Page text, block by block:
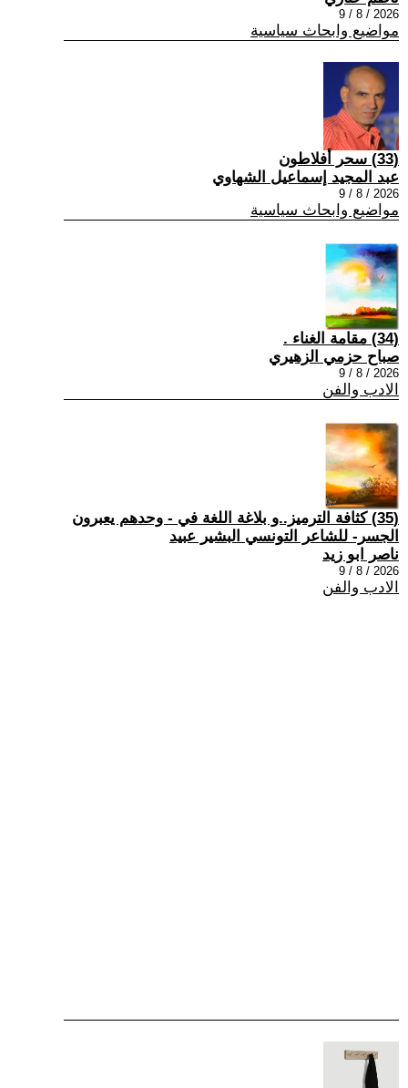
2026 / 8 / 9
مواضيع وابحاث سياسية
(33) سحر أفلاطون
عبد المجيد إسماعيل الشهاوي
2026 / 8 / 9
مواضيع وابحاث سياسية
(34) مقامة الغناء .
صباح حزمي الزهيري
2026 / 8 / 9
الادب والفن
(35) كثافة الترميز..و بلاغة اللغة في - وحدهم يعبرون
الجسر- للشاعر التونسي البشير عبيد
ناصر ابو زيد
2026 / 8 / 9
الادب والفن